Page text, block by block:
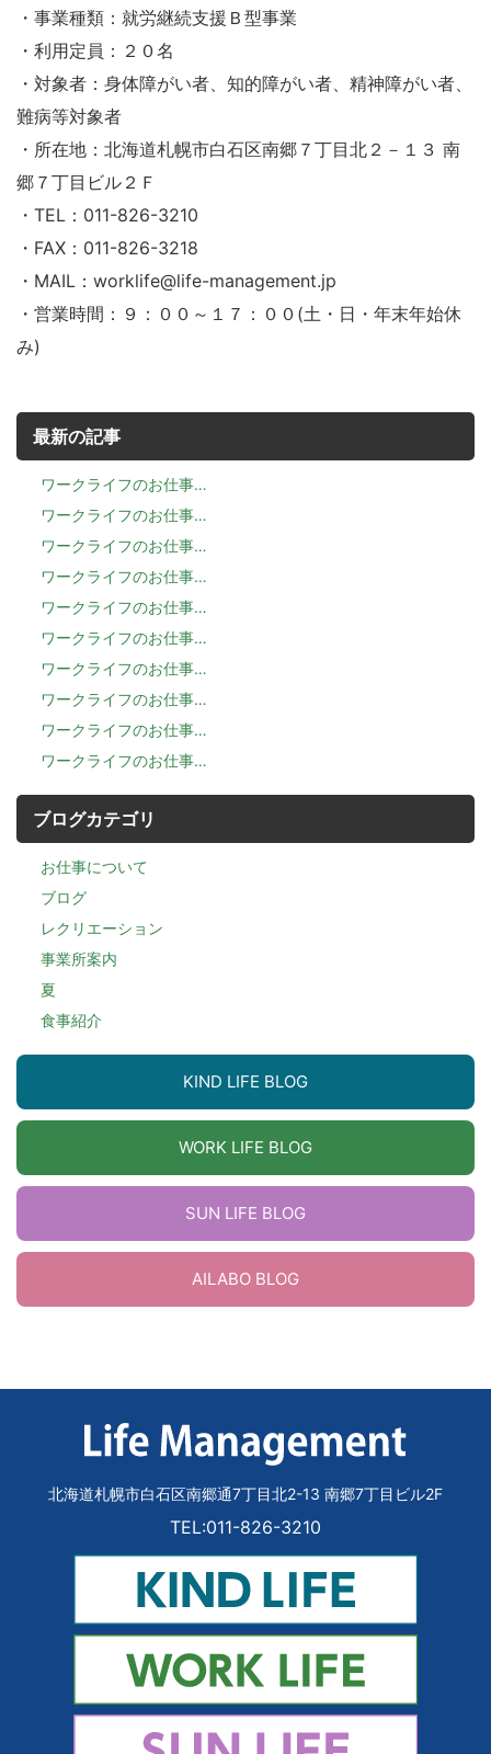
・事業種類：就労継続支援Ｂ型事業
・利用定員：２０名
・対象者：身体障がい者、知的障がい者、精神障がい者、
難病等対象者
・所在地：北海道札幌市白石区南郷７丁目北２－１３ 南
郷７丁目ビル２Ｆ
・TEL：011-826-3210
・FAX：011-826-3218
・MAIL：worklife@life-management.jp
・営業時間：９：００～１７：００(土・日・年末年始休
み)
最新の記事
ワークライフのお仕事…
ワークライフのお仕事…
ワークライフのお仕事…
ワークライフのお仕事…
ワークライフのお仕事…
ワークライフのお仕事…
ワークライフのお仕事…
ワークライフのお仕事…
ワークライフのお仕事…
ワークライフのお仕事…
ブログカテゴリ
お仕事について
ブログ
レクリエーション
事業所案内
夏
食事紹介
KIND LIFE BLOG
WORK LIFE BLOG
SUN LIFE BLOG
AILABO BLOG
北海道札幌市白石区南郷通7丁目北2-13 南郷7丁目ビル2F
TEL:011-826-3210